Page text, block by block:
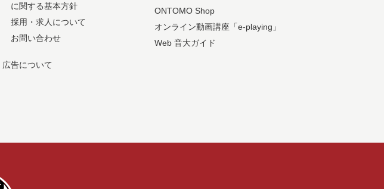
に関する基本方針
採用・求人について
お問い合わせ
広告について
ONTOMO Shop
オンライン動画講座「e-playing」
Web 音大ガイド